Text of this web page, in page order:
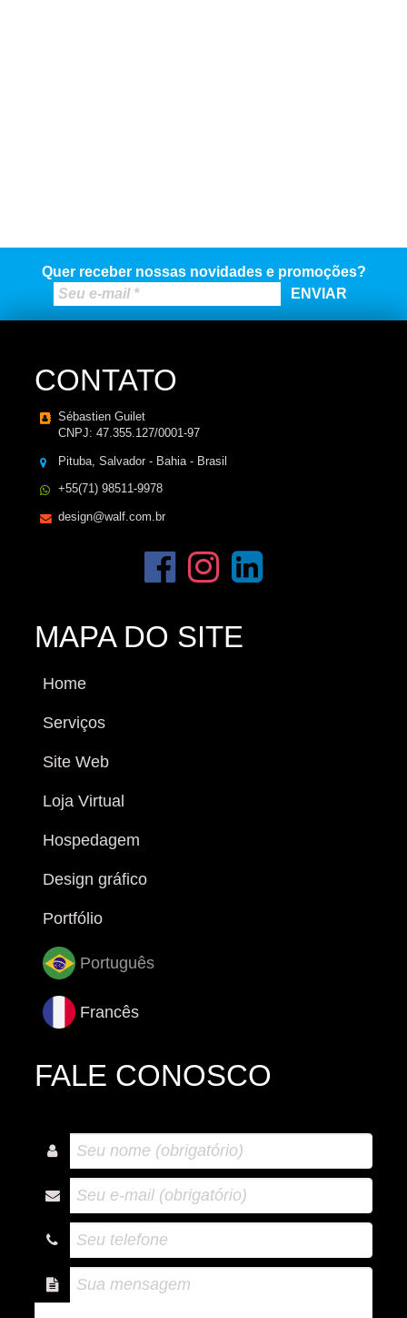
Quer receber nossas novidades e promoções?
CONTATO
Sébastien Guilet
CNPJ: 47.355.127/0001-97
Pituba, Salvador - Bahia - Brasil
+55(71) 98511-9978
design@walf.com.br
MAPA DO SITE
Home
Serviços
Site Web
Loja Virtual
Hospedagem
Design gráfico
Portfólio
Português
Francês
FALE CONOSCO